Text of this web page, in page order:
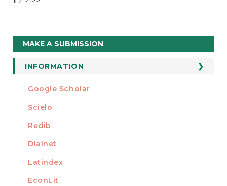
Make
a
Submission
MAKE A SUBMISSION
INFORMATION
For Readers
For Librarians
INDEXED AT
Google Scholar
Scielo
Redib
Dialnet
Latindex
EconLit